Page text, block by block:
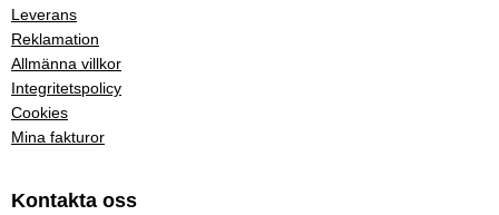
Leverans
Reklamation
Allmänna villkor
Integritetspolicy
Cookies
Mina fakturor
Kontakta oss